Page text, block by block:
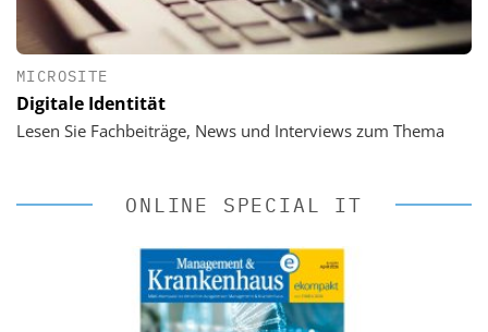
MICROSITE
Digitale Identität
Lesen Sie Fachbeiträge, News und Interviews zum Thema
ONLINE SPECIAL IT